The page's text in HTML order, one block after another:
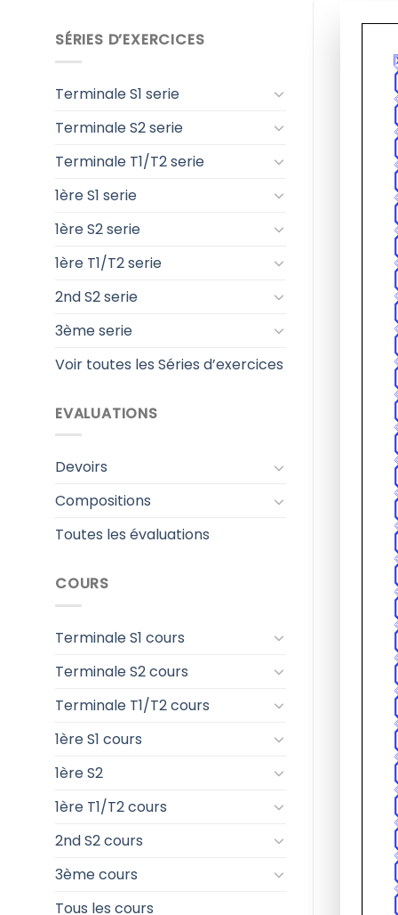
SÉRIES D’EXERCICES
Terminale S1 serie
Terminale S2 serie
Terminale T1/T2 serie
1ère S1 serie
1ère S2 serie
1ère T1/T2 serie
2nd S2 serie
3ème serie
Voir toutes les Séries d’exercices
EVALUATIONS
Devoirs
Compositions
Toutes les évaluations
COURS
Terminale S1 cours
Terminale S2 cours
Terminale T1/T2 cours
1ère S1 cours
1ère S2
1ère T1/T2 cours
2nd S2 cours
3ème cours
Tous les cours